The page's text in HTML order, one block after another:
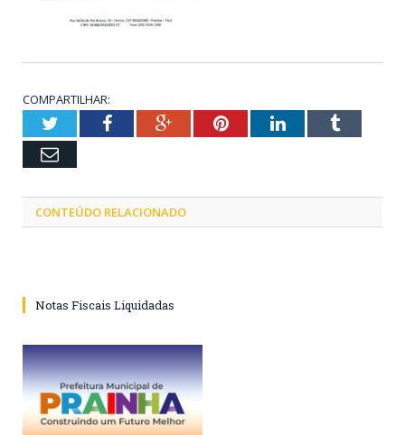
COMPARTILHAR:
TwitterFacebookGoogle+PinterestLinkedInTumblr
Email
CONTEÚDO RELACIONADO
Notas Fiscais Liquidadas